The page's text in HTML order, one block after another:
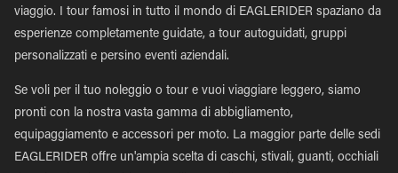
viaggio. I tour famosi in tutto il mondo di EAGLERIDER spaziano da
esperienze completamente guidate, a tour autoguidati, gruppi
personalizzati e persino eventi aziendali.
Se voli per il tuo noleggio o tour e vuoi viaggiare leggero, siamo
pronti con la nostra vasta gamma di abbigliamento,
equipaggiamento e accessori per moto. La maggior parte delle sedi
EAGLERIDER offre un'ampia scelta di caschi, stivali, guanti, occhiali